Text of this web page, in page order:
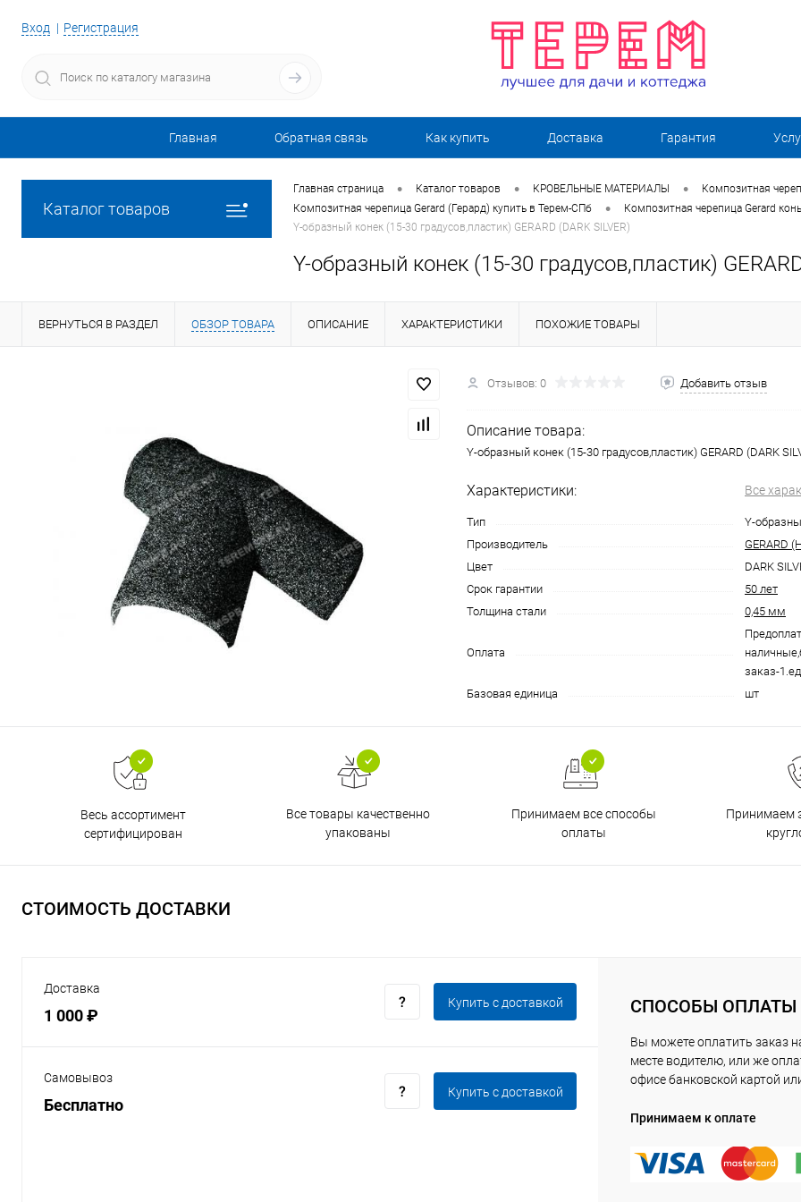
Вход Регистрация
Главная Обратная связь Как купить Доставка Гарантия
Каталог товаров
Главная страница • Каталог товаров • КРОВЕЛЬНЫЕ МАТЕРИАЛЫ •
Композитная
Композитная черепица Gerard (Герард) купить в Терем-СПб
•
Композитная черепица Gerard
Y-образный конек (15-30 градусов,пластик) GERARD (DARK SILVER)
Y-образный конек (15-30 градусов,пластик)
ВЕРНУТЬСЯ В РАЗДЕЛ ОБЗОР ТОВАРА ОПИСАНИЕ ХАРАКТЕРИСТИКИ ПОХОЖИЕ ТОВАРЫ
Отзывов: 0 Добавить отзыв
Описание товара:
Y-образный конек (15-30 градусов,пластик) GERARD (DARK
Характеристики: Все
Тип
Y-
Производитель
GERARD
Цвет
DARK
Срок гарантии
50 лет
Толщина стали
0,45 мм
Оплата
заказ-
Базовая единица
шт
Весь ассортимент
сертифицирован
Все товары качественно
упакованы
Принимаем все способы
оплаты
Принимаем
СТОИМОСТЬ ДОСТАВКИ
Доставка
1 000 ₽
Купить c доставкой
Самовывоз
Бесплатно
Купить c доставкой
СПОСОБЫ ОПЛАТЫ
Вы можете оплатить заказ
месте водителю, или же
офисе банковской картой
Принимаем к оплате